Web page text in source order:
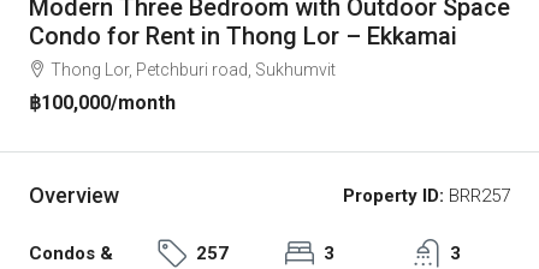
Modern Three Bedroom with Outdoor Space
Condo for Rent in Thong Lor – Ekkamai
Thong Lor, Petchburi road, Sukhumvit
฿100,000/month
Overview Property ID: BRR257
Condos &
257
3
3